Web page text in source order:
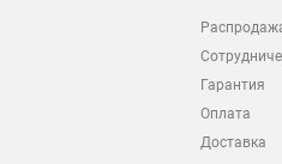
Гарантия
Оплата
Доставка